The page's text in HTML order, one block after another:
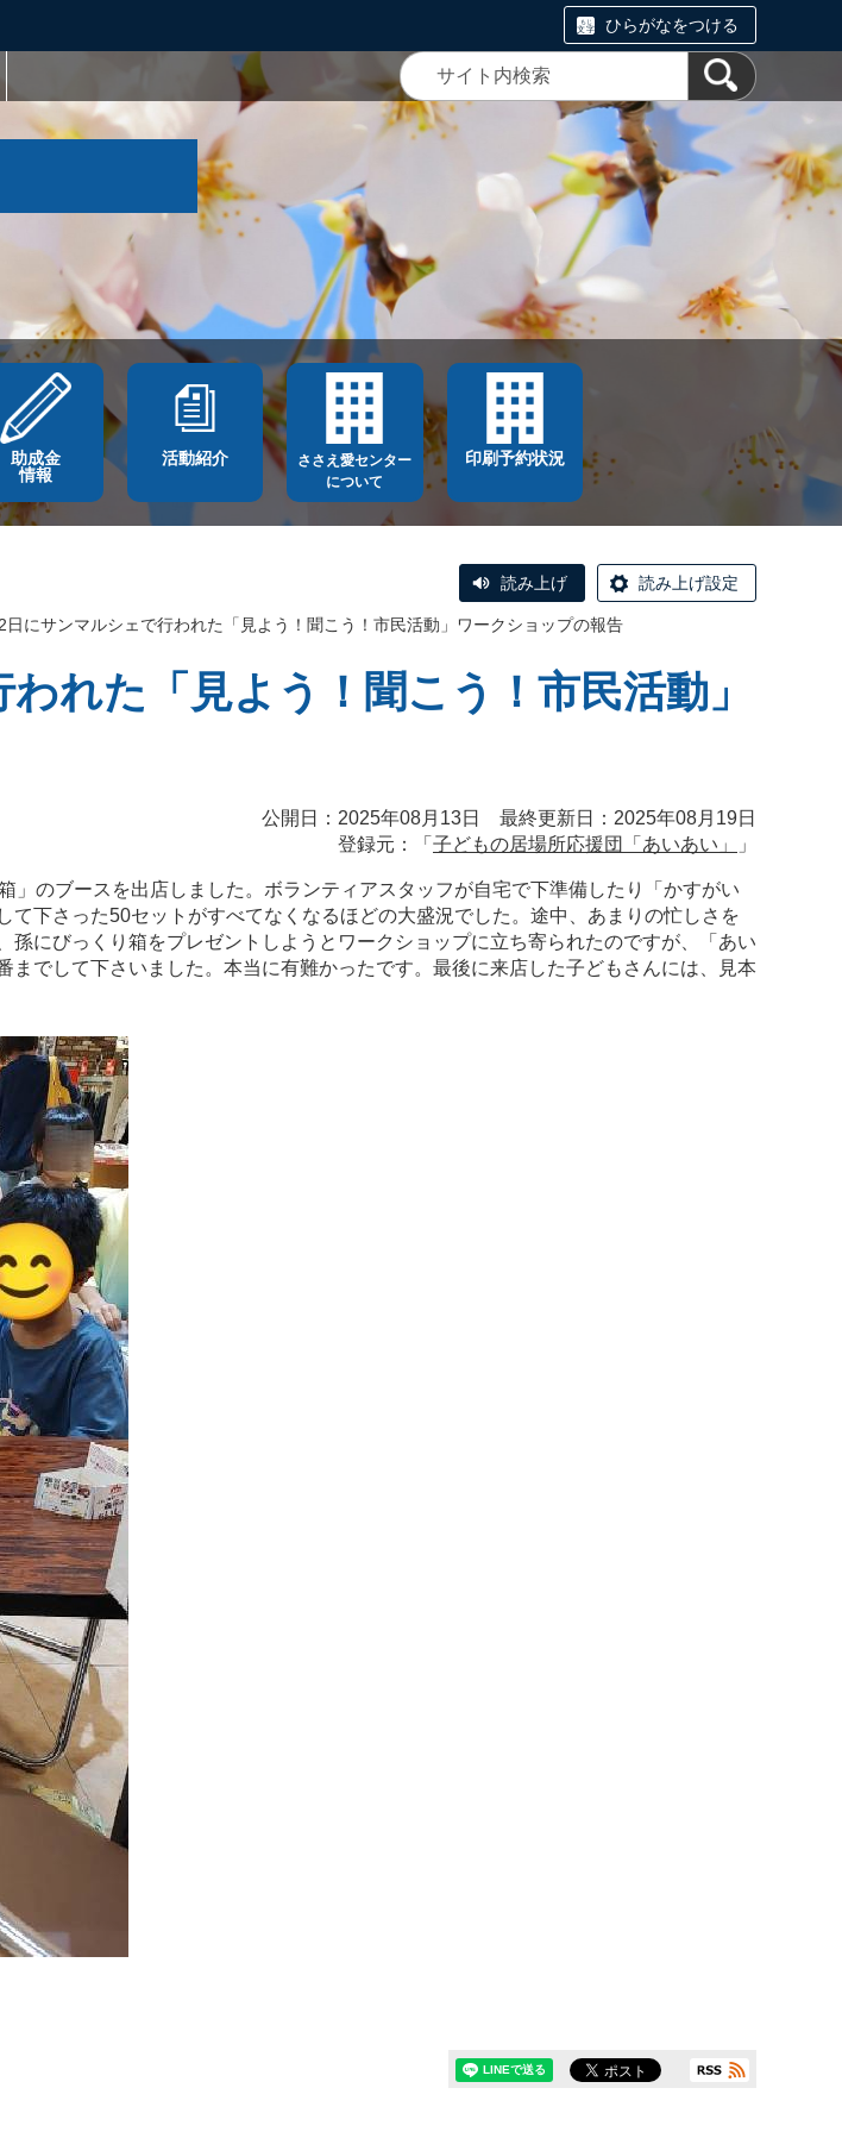
ひらがなをつける
助成金
情報
活動紹介
ささえ愛センター
について
印刷予約状況
読み上げ 読み上げ設定
日にサンマルシェで行われた「見よう！聞こう！市民活動」ワークショップの報告
れた「見よう！聞こう！市民活動」
公開日：2025年08月13日 最終更新日：2025年08月19日
登録元：「 子どもの居場所応援団「あいあい」 」
のブースを出店しました。ボランティアスタッフが自宅で下準備したり「かすがい
下さった50セットがすべてなくなるほどの大盛況でした。途中、あまりの忙しさを
にびっくり箱をプレゼントしようとワークショップに立ち寄られたのですが、「あい
でして下さいました。本当に有難かったです。最後に来店した子どもさんには、見本